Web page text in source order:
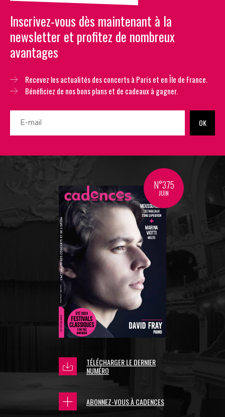
Inscrivez-vous dès maintenant à la
newsletter et profitez de nombreux
avantages
Recevez les actualités des concerts à Paris et en Île de France.
Bénéficiez de nos bons plans et de cadeaux à gagner.
OK
N°375
JUIN
TÉLÉCHARGER LE DERNIER
NUMÉRO
ABONNEZ-VOUS À CADENCES